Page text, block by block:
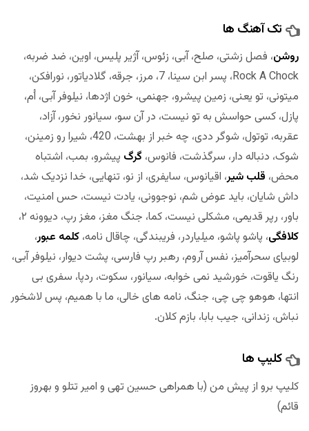
تک آهنگ ها
روشن، فصل زشتی، صلح، آبی، زئوس، آژیر پلیس، اوین، ضد ضربه،
Rock A Chock، پسر ابن سینا، 7، مرز، جرقه، گلادیاتور، نورافکن،
میتونی، تو یعنی، زمین پیشرو، جهنمی، خون اژدها، نیلوفر آبی، اُم،
پازل، کسی حواسش به تو نیست، در آن سو، سیانور نخور، آزاد،
عقربه، توتول، شوگر ددی، چه خبر از بهشت، 420، شیرا رو زمینن،
شوک، دنباله دار، سرگذشت، فانوس، گرگ پیشرو، بمب، اشتباه
محض، قلب شیر، اقیانوس، سایفری، از نو، تنهایی، خدا نزدیک شد،
داش شایان، باید عوض شم، نوجوونی، یادت نیست، حس امنیت،
باور، رپر قدیمی، مشکلی نیست، کما، جنگ مغز، مغز رپ، دیوونه ۲،
کلافگی، پاشو پاشو، میلیاردر، فریبندگی، چاقال نامه، کلمه عبور،
لوبیای سحرآمیز، نفس آروم، رهبر رپ فارسی، پشت دیوار، نیلوفر آبی،
رنگ یاقوت، خورشید نمی خوابه، سیانور، سکوت، ردپا، سفری بی
انتها، هوهو چی چی، جنگ، نامه های خالی، ما با همیم، پس لاشخور
نباش، زندانی، جیب بابا، بازم کلان.
کلیپ ‌ها
کلیپ برو از پیش من (با همراهی حسین تهی و امیر تتلو و بهروز
قائم)